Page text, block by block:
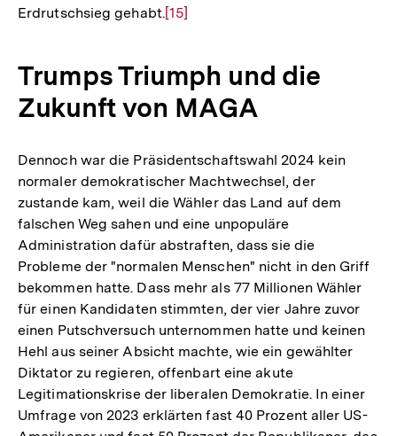
Erdrutschsieg gehabt.Zur
Fußnote
[15]
Trumps Triumph und die
Zukunft von MAGA
Dennoch war die Präsidentschaftswahl 2024 kein
normaler demokratischer Machtwechsel, der
zustande kam, weil die Wähler das Land auf dem
falschen Weg sahen und eine unpopuläre
Administration dafür abstraften, dass sie die
Probleme der "normalen Menschen" nicht in den Griff
bekommen hatte. Dass mehr als 77 Millionen Wähler
für einen Kandidaten stimmten, der vier Jahre zuvor
einen Putschversuch unternommen hatte und keinen
Hehl aus seiner Absicht machte, wie ein gewählter
Diktator zu regieren, offenbart eine akute
Legitimationskrise der liberalen Demokratie. In einer
Umfrage von 2023 erklärten fast 40 Prozent aller US-